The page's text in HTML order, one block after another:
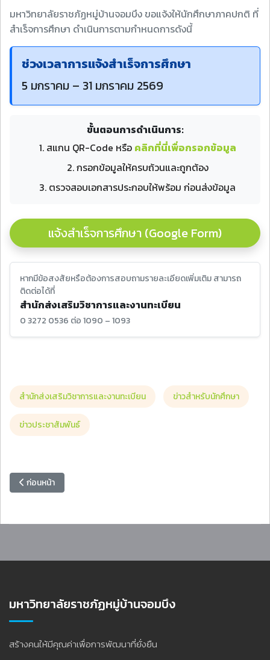
มหาวิทยาลัยราชภัฏหมู่บ้านจอมบึง ขอแจ้งให้นักศึกษาภาคปกติ ที่
สำเร็จการศึกษา ดำเนินการตามกำหนดการดังนี้
ช่วงเวลาการแจ้งสำเร็จการศึกษา
5 มกราคม – 31 มกราคม 2569
ขั้นตอนการดำเนินการ:
1. สแกน QR-Code หรือ คลิกที่นี่เพื่อกรอกข้อมูล
2. กรอกข้อมูลให้ครบถ้วนและถูกต้อง
3. ตรวจสอบเอกสารประกอบให้พร้อม ก่อนส่งข้อมูล
แจ้งสำเร็จการศึกษา (Google Form)
หากมีข้อสงสัยหรือต้องการสอบถามรายละเอียดเพิ่มเติม สามารถ
ติดต่อได้ที่
สำนักส่งเสริมวิชาการและงานทะเบียน
0 3272 0536 ต่อ 1090 – 1093
สำนักส่งเสริมวิชาการและงานทะเบียน ข่าวสำหรับนักศึกษา
ข่าวประชาสัมพันธ์
เนื้อหาก่อนหน้า: คณะเทคโนโลยีอุตสาหกรรม ประกาศรับสมัครจิตอาสา โ
ก่อนหน้า
มหาวิทยาลัยราชภัฏหมู่บ้านจอมบึง
สร้างคนให้มีคุณค่าเพื่อการพัฒนาที่ยั่งยืน